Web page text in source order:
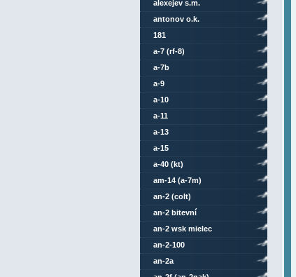
alexejev s.m.
antonov o.k.
181
a-7 (rf-8)
a-7b
a-9
a-10
a-11
a-13
a-15
a-40 (kt)
am-14 (a-7m)
an-2 (colt)
an-2 bitevní
an-2 wsk mielec
an-2-100
an-2a